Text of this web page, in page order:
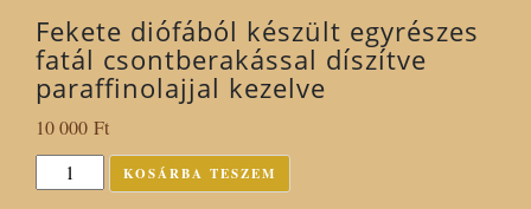
Fekete diófából készült egyrészes
fatál csontberakással díszítve
paraffinolajjal kezelve
10 000 Ft
Fekete
diófából
KOSÁRBA TESZEM